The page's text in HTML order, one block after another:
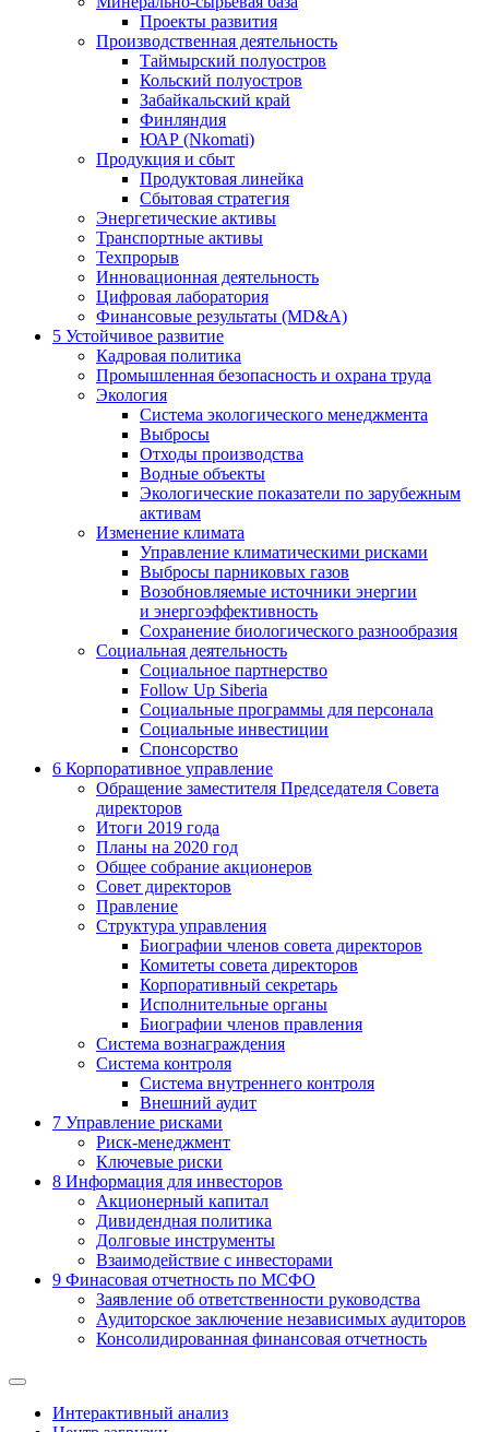
Проекты развития
Производственная деятельность
Таймырский полуостров
Кольский полуостров
Забайкальский край
Финляндия
ЮАР (Nkomati)
Продукция и сбыт
Продуктовая линейка
Сбытовая стратегия
Энергетические активы
Транспортные активы
Техпрорыв
Инновационная деятельность
Цифровая лаборатория
Финансовые результаты (MD&A)
5 Устойчивое развитие
Кадровая политика
Промышленная безопасность и охрана труда
Экология
Система экологического менеджмента
Выбросы
Отходы производства
Водные объекты
Экологические показатели по зарубежным
активам
Изменение климата
Управление климатическими рисками
Выбросы парниковых газов
Возобновляемые источники энергии
и энергоэффективность
Сохранение биологического разнообразия
Социальная деятельность
Социальное партнерство
Follow Up Siberia
Социальные программы для персонала
Социальные инвестиции
Спонсорство
6 Корпоративное управление
Обращение заместителя Председателя Совета
директоров
Итоги 2019 года
Планы на 2020 год
Общее собрание акционеров
Совет директоров
Правление
Структура управления
Биографии членов совета директоров
Комитеты совета директоров
Корпоративный секретарь
Исполнительные органы
Биографии членов правления
Система вознаграждения
Система контроля
Система внутреннего контроля
Внешний аудит
7 Управление рисками
Риск-менеджмент
Ключевые риски
8 Информация для инвесторов
Акционерный капитал
Дивидендная политика
Долговые инструменты
Взаимодействие с инвеcторами
9 Финасовая отчетность по МСФО
Заявление об ответственности руководства
Аудиторское заключение независимых аудиторов
Консолидированная финансовая отчетность
Интерактивный анализ